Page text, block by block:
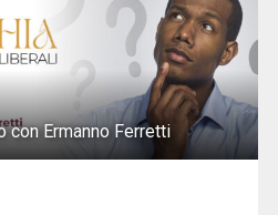
Ermanno Ferretti